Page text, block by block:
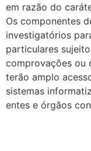
em razão do
Os componentes
investigatórios
particulares
comprovações ou
terão amplo
sistemas
entes e órgãos